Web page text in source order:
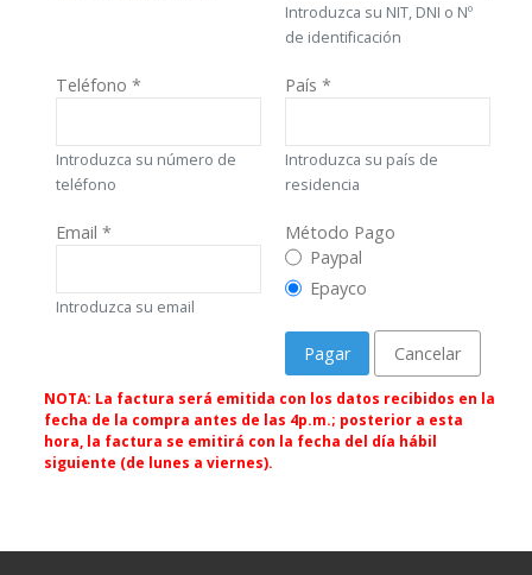
Introduzca su NIT, DNI o Nº
de identificación
Teléfono *
Introduzca su número de
teléfono
País *
Introduzca su país de
residencia
Email *
Introduzca su email
Método Pago
Método Pago
Paypal
Epayco
Pagar Cancelar
NOTA: La factura será emitida con los datos recibidos en la
fecha de la compra antes de las 4p.m.; posterior a esta
hora, la factura se emitirá con la fecha del día hábil
siguiente (de lunes a viernes).